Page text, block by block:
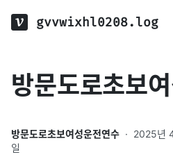
gvvwixhl0208.log
방문도로초보
방문도로초보여성운전연수 · 2025년
일